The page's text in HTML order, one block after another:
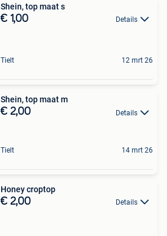
Shein, top maat s
€ 1,00 Details
Tielt 12 mrt 26
Shein, top maat m
€ 2,00 Details
Tielt 14 mrt 26
Honey croptop
€ 2,00 Details